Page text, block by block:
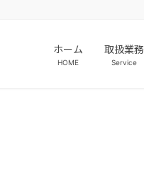
ホーム
HOME
取扱業務
Service